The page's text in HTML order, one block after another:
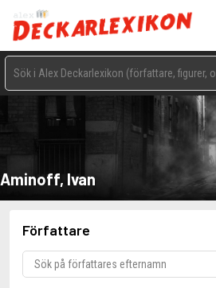
Aminoff, Ivan
Författare